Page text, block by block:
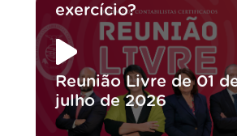
exercício?
Reunião Livre de 01
julho de 2026